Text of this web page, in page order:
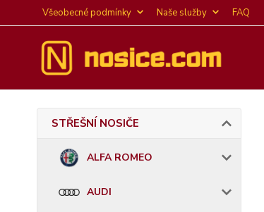
Všeobecné podmínky Naše služby FAQ
STŘEŠNÍ NOSIČE
ALFA ROMEO
AUDI